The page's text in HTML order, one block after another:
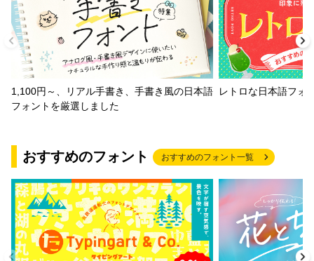
1,100円～、リアル手書き、手書き風の日本語
フォントを厳選しました
レトロな日本語フォ
おすすめのフォント おすすめのフォント一覧